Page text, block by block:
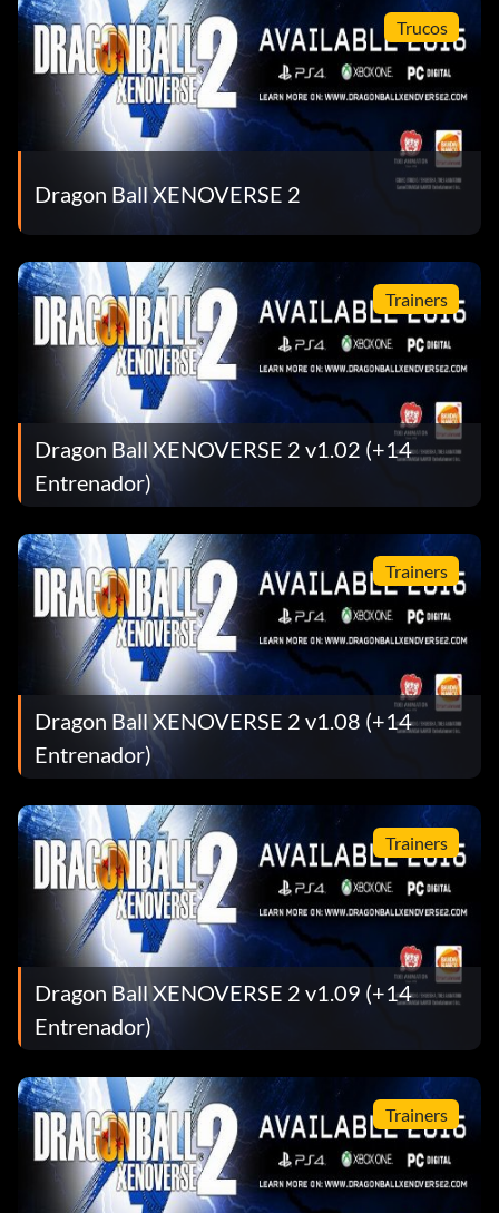
Trucos
Dragon Ball XENOVERSE 2
Trainers
Dragon Ball XENOVERSE 2 v1.02 (+14
Entrenador)
Trainers
Dragon Ball XENOVERSE 2 v1.08 (+14
Entrenador)
Trainers
Dragon Ball XENOVERSE 2 v1.09 (+14
Entrenador)
Trainers